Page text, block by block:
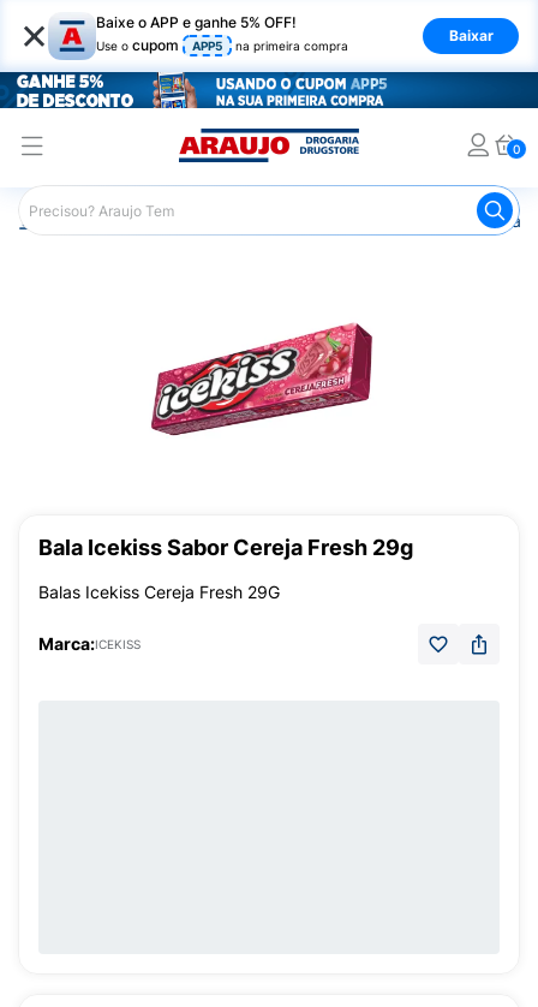
× Baixe o APP e ganhe 5% OFF!
Use o cupom APP5 na primeira compra
Baixar
0
Araujo Mercado
Bala Icekiss Sabor Cereja Fresh 29g
Balas Icekiss Cereja Fresh 29G
Marca:ICEKISS